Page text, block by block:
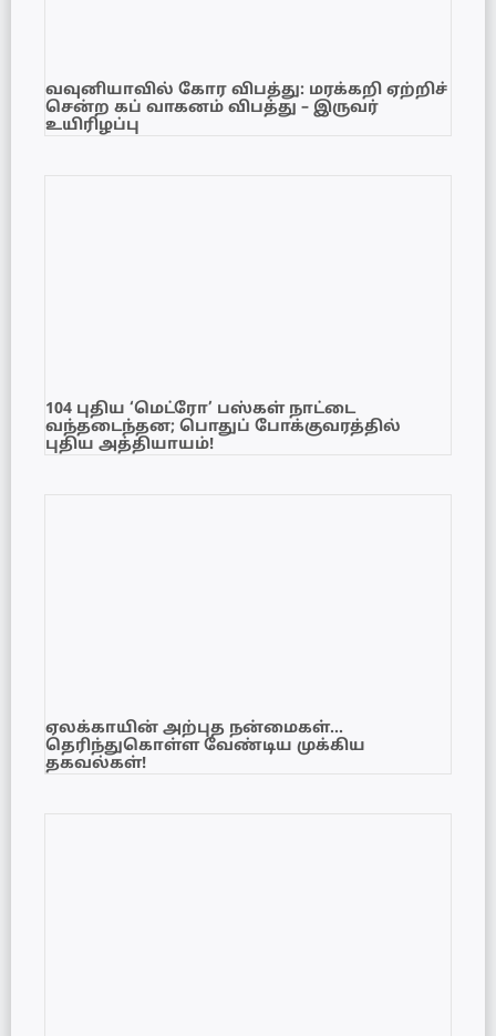
வவுனியாவில் கோர விபத்து: மரக்கறி ஏற்றிச்
சென்ற கப் வாகனம் விபத்து – இருவர்
உயிரிழப்பு
104 புதிய ‘மெட்ரோ’ பஸ்கள் நாட்டை
வந்தடைந்தன; பொதுப் போக்குவரத்தில்
புதிய அத்தியாயம்!
ஏலக்காயின் அற்புத நன்மைகள்…
தெரிந்துகொள்ள வேண்டிய முக்கிய
தகவல்கள்!